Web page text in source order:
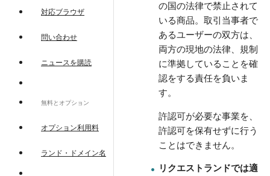
対応ブラウザ
問い合わせ
ニュースを購読
無料とオプション
オプション利用料
ランド・ドメイン名
の国の法律で禁止されて
いる商品。取引当事者で
あるユーザーの双方は、
両方の現地の法律、規制
に準拠していることを確
認をする責任を負いま
す。
許認可が必要な事業を、
許認可を保有せずに行う
ことはできません。
リクエストランドでは適